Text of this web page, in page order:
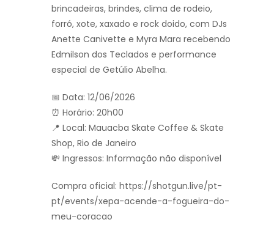
brincadeiras, brindes, clima de rodeio,
forró, xote, xaxado e rock doido, com DJs
Anette Canivette e Myra Mara recebendo
Edmilson dos Teclados e performance
especial de Getúlio Abelha.
📅 Data: 12/06/2026
⏰ Horário: 20h00
📍 Local: Mauacba Skate Coffee & Skate
Shop, Rio de Janeiro
💸 Ingressos: Informação não disponível
Compra oficial: https://shotgun.live/pt-
pt/events/xepa-acende-a-fogueira-do-
meu-coracao